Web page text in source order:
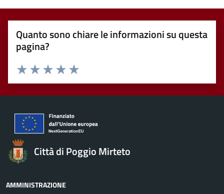
Quanto sono chiare le informazioni su questa
pagina?
Valuta 5 stelle su 5
Valuta 4 stelle su 5
Valuta 3 stelle su 5
Valuta 2 stelle su 5
Valuta 1 stelle su 5
Città di Poggio Mirteto
AMMINISTRAZIONE